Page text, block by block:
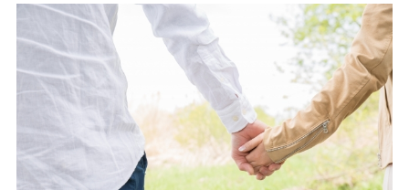
2023/03/27 ・ブログ更新 ＜桜🌸満開～お出会いの季節で
2023/03/10 「春の婚活応援・無料キャンペーン」を掲載し
2023/02/28 ・ブログ更新 ＜ご成婚おめでとうございます
❤＞
2023/02/10 ・ブログ更新 ＜❤結婚記念日一覧❤＞